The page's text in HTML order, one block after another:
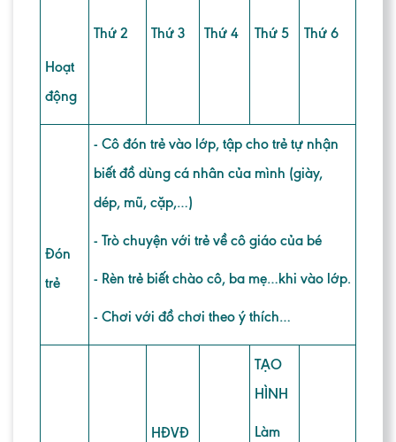
Hoạt
động
Thứ 2 Thứ 3 Thứ 4 Thứ 5 Thứ 6
Đón
trẻ
- Cô đón trẻ vào lớp, tập cho trẻ tự nhận
biết đồ dùng cá nhân của mình (giày,
dép, mũ, cặp,…)
- Trò chuyện với trẻ về cô giáo của bé
- Rèn trẻ biết chào cô, ba mẹ…khi vào lớp.
- Chơi với đồ chơi theo ý thích…
HĐVĐ
TẠO
HÌNH
Làm